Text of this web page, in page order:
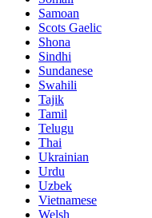
Samoan
Scots Gaelic
Shona
Sindhi
Sundanese
Swahili
Tajik
Tamil
Telugu
Thai
Ukrainian
Urdu
Uzbek
Vietnamese
Welsh